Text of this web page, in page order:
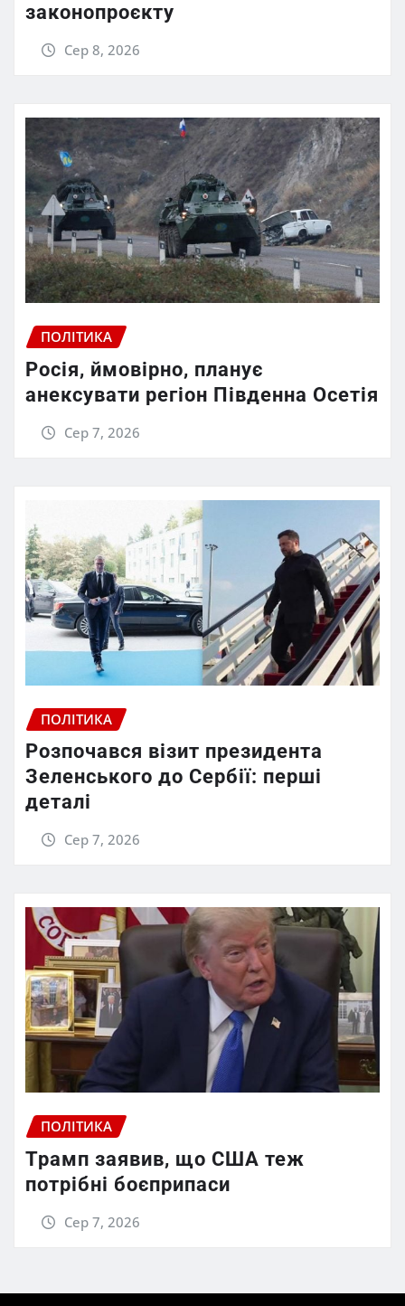
законопроєкту
Сер 8, 2026
ПОЛІТИКА
Росія, ймовірно, планує
анексувати регіон Південна Осетія
Сер 7, 2026
ПОЛІТИКА
Розпочався візит президента
Зеленського до Сербії: перші
деталі
Сер 7, 2026
ПОЛІТИКА
Трамп заявив, що США теж
потрібні боєприпаси
Сер 7, 2026